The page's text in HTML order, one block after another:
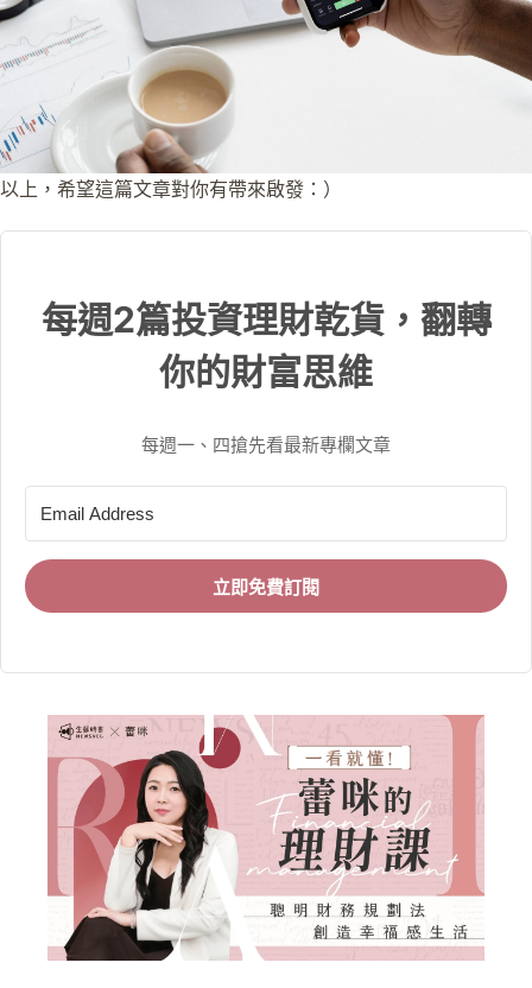
以上，希望這篇文章對你有帶來啟發：）
每週2篇投資理財乾貨，翻轉
你的財富思維
每週一、四搶先看最新專欄文章
立即免費訂閱